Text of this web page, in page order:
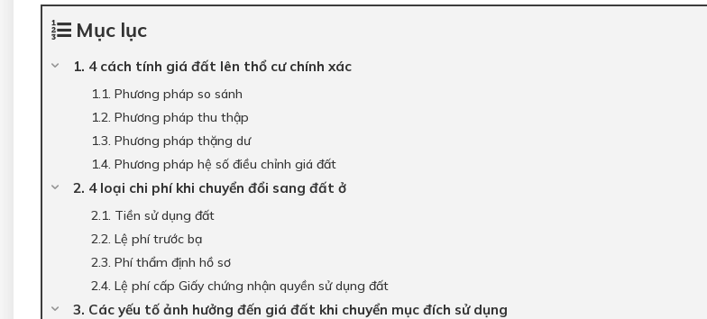
Mục lục
1. 4 cách tính giá đất lên thổ cư chính xác
1.1. Phương pháp so sánh
1.2. Phương pháp thu thập
1.3. Phương pháp thặng dư
1.4. Phương pháp hệ số điều chỉnh giá đất
2. 4 loại chi phí khi chuyển đổi sang đất ở
2.1. Tiền sử dụng đất
2.2. Lệ phí trước bạ
2.3. Phí thẩm định hồ sơ
2.4. Lệ phí cấp Giấy chứng nhận quyền sử dụng đất
3. Các yếu tố ảnh hưởng đến giá đất khi chuyển mục đích sử dụng